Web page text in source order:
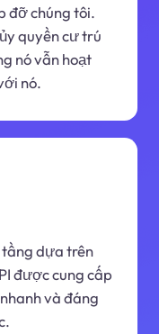
đỡ chúng tôi.
quyền cư trú
nó vẫn hoạt
nó.
tầng dựa trên
được cung cấp
và đáng